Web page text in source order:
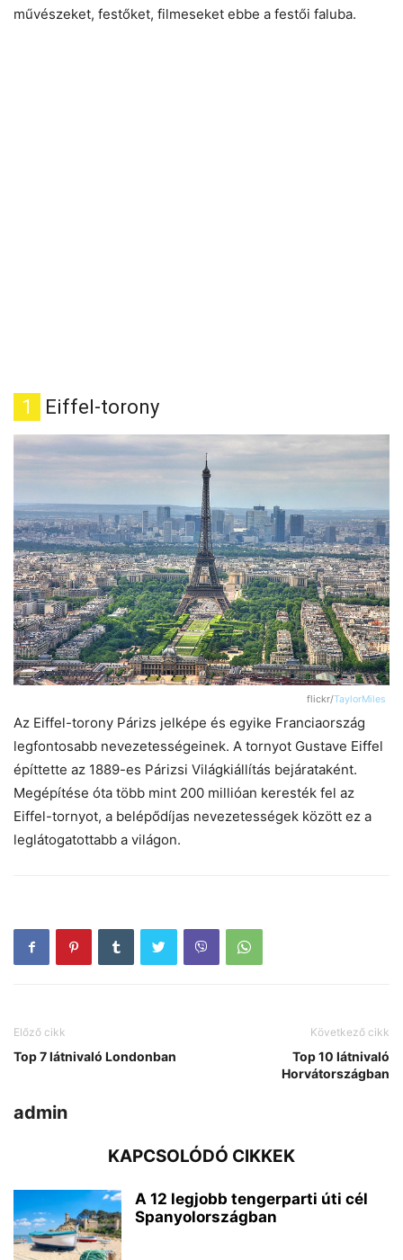
művészeket, festőket, filmeseket ebbe a festői faluba.
1 Eiffel-torony
flickr/TaylorMiles
Az Eiffel-torony Párizs jelképe és egyike Franciaország
legfontosabb nevezetességeinek. A tornyot Gustave Eiffel
építtette az 1889-es Párizsi Világkiállítás bejárataként.
Megépítése óta több mint 200 millióan keresték fel az
Eiffel-tornyot, a belépődíjas nevezetességek között ez a
leglátogatottabb a világon.
Előző cikk
Top 7 látnivaló Londonban
Következő cikk
Top 10 látnivaló
Horvátországban
admin
KAPCSOLÓDÓ CIKKEK
A 12 legjobb tengerparti úti cél
Spanyolországban